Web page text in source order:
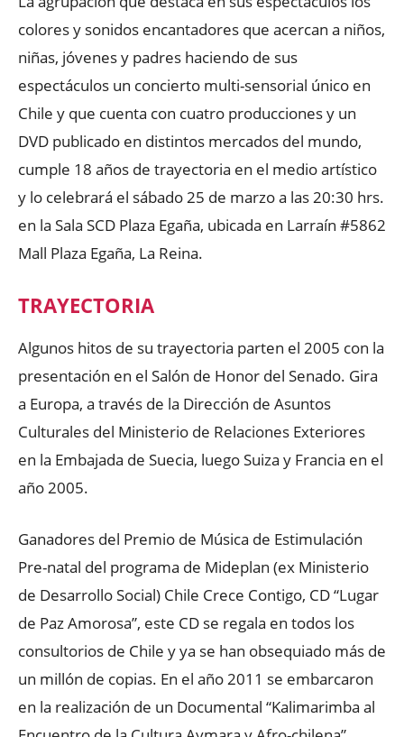
colores y sonidos encantadores que acercan a niños,
niñas, jóvenes y padres haciendo de sus
espectáculos un concierto multi-sensorial único en
Chile y que cuenta con cuatro producciones y un
DVD publicado en distintos mercados del mundo,
cumple 18 años de trayectoria en el medio artístico
y lo celebrará el sábado 25 de marzo a las 20:30 hrs.
en la Sala SCD Plaza Egaña, ubicada en Larraín #5862
Mall Plaza Egaña, La Reina.
TRAYECTORIA
Algunos hitos de su trayectoria parten el 2005 con la
presentación en el Salón de Honor del Senado. Gira
a Europa, a través de la Dirección de Asuntos
Culturales del Ministerio de Relaciones Exteriores
en la Embajada de Suecia, luego Suiza y Francia en el
año 2005.
Ganadores del Premio de Música de Estimulación
Pre-natal del programa de Mideplan (ex Ministerio
de Desarrollo Social) Chile Crece Contigo, CD “Lugar
de Paz Amorosa”, este CD se regala en todos los
consultorios de Chile y ya se han obsequiado más de
un millón de copias. En el año 2011 se embarcaron
en la realización de un Documental “Kalimarimba al